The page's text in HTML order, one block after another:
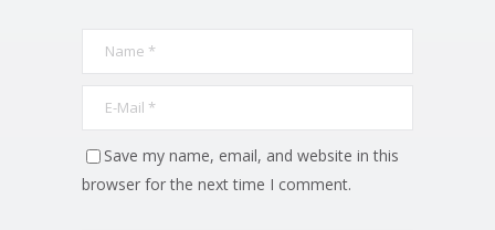
Save my name, email, and website in this
browser for the next time I comment.